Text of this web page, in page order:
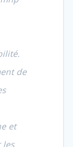
de
et
les